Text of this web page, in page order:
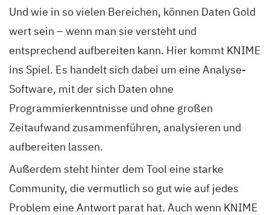
Und wie in so vielen Bereichen, können Daten Gold
wert sein – wenn man sie versteht und
entsprechend aufbereiten kann. Hier kommt KNIME
ins Spiel. Es handelt sich dabei um eine Analyse-
Software, mit der sich Daten ohne
Programmierkenntnisse und ohne großen
Zeitaufwand zusammenführen, analysieren und
aufbereiten lassen.
Außerdem steht hinter dem Tool eine starke
Community, die vermutlich so gut wie auf jedes
Problem eine Antwort parat hat. Auch wenn KNIME